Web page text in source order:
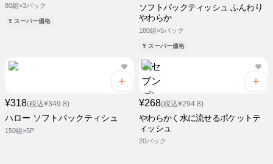
80組×3パック
¥ スーパー価格
ソフトパックティッシュ ふんわり
やわらか
180組×5パック
¥ スーパー価格
¥318(税込¥349.8)
ハロー ソフトパックティシュ
150組×5P
¥268(税込¥294.8)
やわらかく水に流せるポケットテ
ィッシュ
20パック